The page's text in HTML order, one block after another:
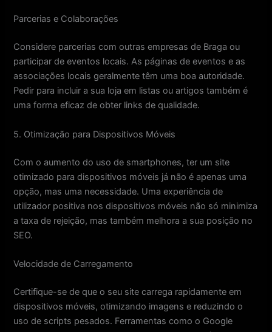
Parcerias e Colaborações
Considere parcerias com outras empresas de Braga ou
participar de eventos locais. As páginas de eventos e as
associações locais geralmente têm uma boa autoridade.
Pedir para incluir a sua loja em listas ou artigos também é
uma forma eficaz de obter links de qualidade.
5. Otimização para Dispositivos Móveis
Com o aumento do uso de smartphones, ter um site
otimizado para dispositivos móveis já não é apenas uma
opção, mas uma necessidade. Uma experiência de
utilizador positiva nos dispositivos móveis não só minimiza
a taxa de rejeição, mas também melhora a sua posição no
SEO.
Velocidade de Carregamento
Certifique-se de que o seu site carrega rapidamente em
dispositivos móveis, otimizando imagens e reduzindo o
uso de scripts pesados. Ferramentas como o Google